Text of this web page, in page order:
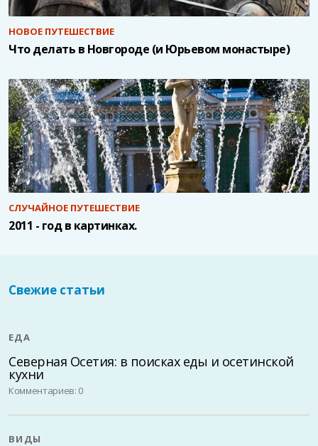
НОВОЕ ПУТЕШЕСТВИЕ
Что делать в Новгороде (и Юрьевом монастыре)
СЛУЧАЙНОЕ ПУТЕШЕСТВИЕ
2011 - год в картинках.
Свежие статьи
ЕДА
Северная Осетия: в поисках еды и осетинской
кухни
Комментариев: 0
ВИДЫ